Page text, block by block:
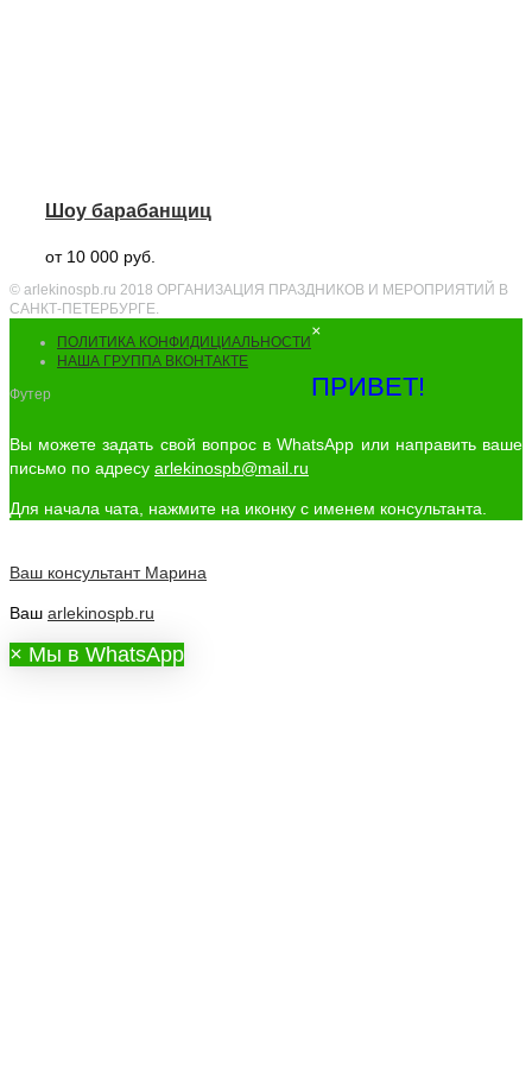
Шоу барабанщиц
от 10 000 руб.
© arlekinospb.ru 2018 ОРГАНИЗАЦИЯ ПРАЗДНИКОВ И МЕРОПРИЯТИЙ В
САНКТ-ПЕТЕРБУРГЕ.
ПОЛИТИКА КОНФИДИЦИАЛЬНОСТИ
НАША ГРУППА ВКОНТАКТЕ
Футер
×
ПРИВЕТ!
Вы можете задать свой вопрос в WhatsApp или направить ваше
письмо по адресу arlekinospb@mail.ru
Для начала чата, нажмите на иконку с именем консультанта.
Ваш консультант Марина
Ваш arlekinospb.ru
× Мы в WhatsApp